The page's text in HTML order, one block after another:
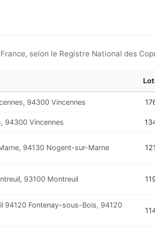
selon le Registre National des
94300 Vincennes
94300 Vincennes
94130 Nogent-sur-Marne 121
93100 Montreuil
94120 Fontenay-sous-Bois, 94120